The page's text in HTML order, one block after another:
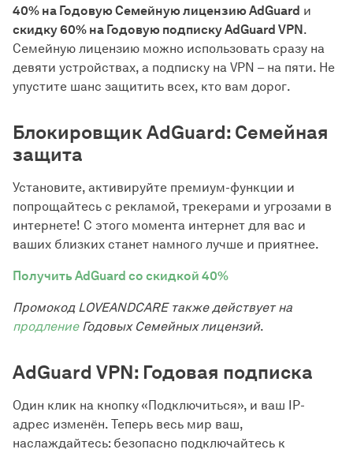
40% на Годовую Семейную лицензию AdGuard и
скидку 60% на Годовую подписку AdGuard VPN.
Семейную лицензию можно использовать сразу на
девяти устройствах, а подписку на VPN – на пяти. Не
упустите шанс защитить всех, кто вам дорог.
Блокировщик AdGuard: Семейная
защита
Установите, активируйте премиум-функции и
попрощайтесь с рекламой, трекерами и угрозами в
интернете! С этого момента интернет для вас и
ваших близких станет намного лучше и приятнее.
Получить AdGuard со скидкой 40%
Промокод LOVEANDCARE также действует на
продлениеГодовых Семейных лицензий.
AdGuard VPN: Годовая подписка
Один клик на кнопку «Подключиться», и ваш IP-
адрес изменён. Теперь весь мир ваш,
наслаждайтесь: безопасно подключайтесь к